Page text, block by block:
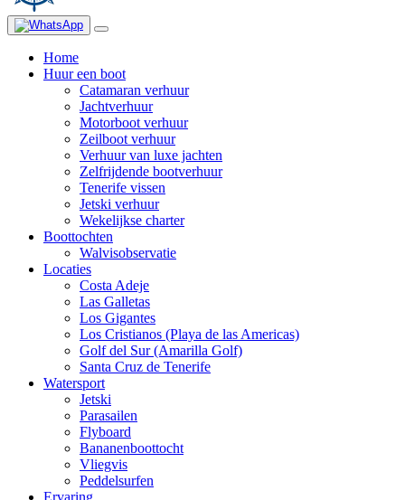
Home
Huur een boot
Catamaran verhuur
Jachtverhuur
Motorboot verhuur
Zeilboot verhuur
Verhuur van luxe jachten
Zelfrijdende bootverhuur
Tenerife vissen
Jetski verhuur
Wekelijkse charter
Boottochten
Walvisobservatie
Locaties
Costa Adeje
Las Galletas
Los Gigantes
Los Cristianos (Playa de las Americas)
Golf del Sur (Amarilla Golf)
Santa Cruz de Tenerife
Watersport
Jetski
Parasailen
Flyboard
Bananenboottocht
Vliegvis
Peddelsurfen
Ervaring